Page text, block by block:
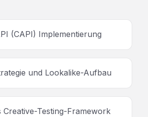
(CAPI) Implementierung
und Lookalike-Aufbau
Testing-Framework